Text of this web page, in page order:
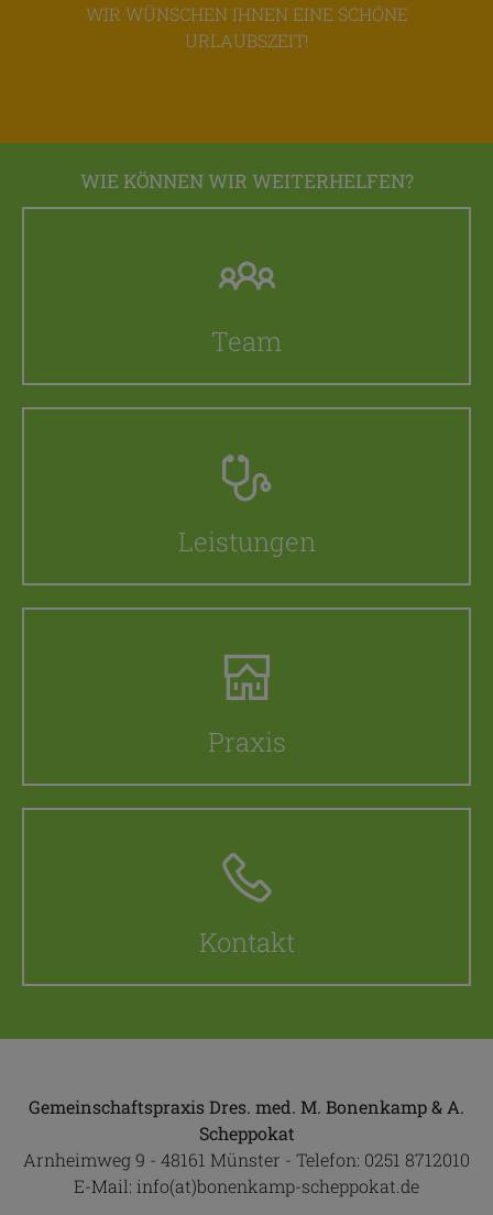
WIR WÜNSCHEN IHNEN EINE SCHÖNE
URLAUBSZEIT!
WIE KÖNNEN WIR WEITERHELFEN?
Team
Leistungen
Praxis
Kontakt
Gemeinschaftspraxis Dres. med. M. Bonenkamp & A.
Scheppokat
Arnheimweg 9 - 48161 Münster - Telefon: 0251 8712010
E-Mail: info(at)bonenkamp-scheppokat.de